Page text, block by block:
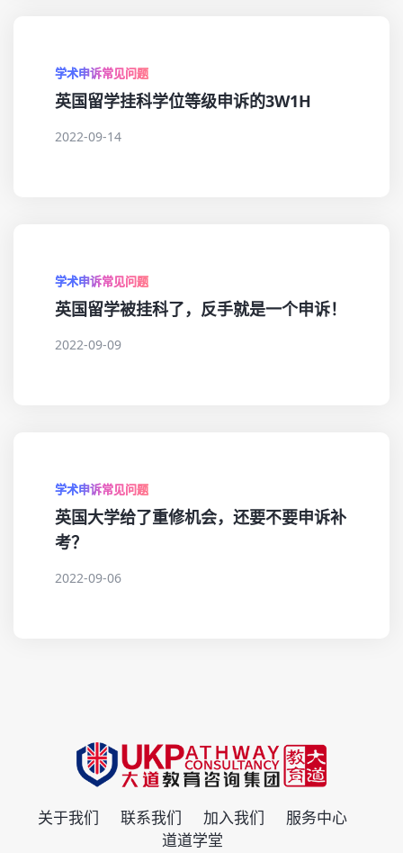
学术申诉常见问题
英国留学挂科学位等级申诉的3W1H
2022-09-14
学术申诉常见问题
英国留学被挂科了，反手就是一个申诉！
2022-09-09
学术申诉常见问题
英国大学给了重修机会，还要不要申诉补
考？
2022-09-06
关于我们 联系我们 加入我们
服务中心
道道学堂